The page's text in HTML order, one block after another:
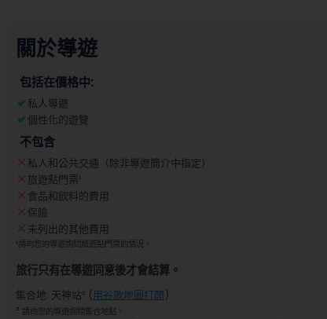
關於導遊
包括在價格中:
私人導遊
個性化的遊覽
不包含
私人和公共交通（除非導遊簡介中指定）
旅遊點門票¹
食品和飲料的費用
保險
未列出的其他費用
¹請向您的導遊詢問旅遊點門票的情況。
旅行只有在導遊同意後才會結算。
集合地: 天神站² (用谷歌地圖打開)
² 請向您的導遊詢問集合地點。